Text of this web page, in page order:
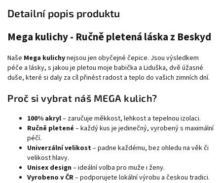
Detailní popis produktu
Mega kulichy - Ručně pletená láska z Beskyd
Naše Mega kulichynejsou jen obyčejné čepice. Jsou výsledkem
péče a lásky, s jakou je pletou moje babička a Liduška, dvě úžasné
duše, které si daly za cíl přinést radost a teplo do vašich zimních dní.
Proč si vybrat náš MEGA kulich?
100% akryl– zaručuje měkkost, lehkost a tepelnou izolaci.
Ručně pletené – každý kus je jedinečný, vyrobený s maximální
péčí.
Univerzální velikost– padne každému, bez ohledu na věk či
velikost hlavy.
Unisex design – ideální volba pro muže i ženy.
Vyrobeno v ČR– podporujete lokální výrobu a českou tradici.